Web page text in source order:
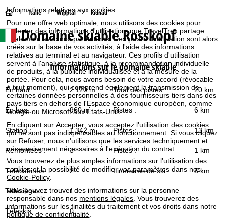
Informations relatives aux cookies
Pour une offre web optimale, nous utilisons des cookies pour
collecter des informations d'utilisation, que TravelTrex partage
également avec nos partenaires. Des profils d'utilisation sont alors
créés sur la base de vos activités, à l'aide des informations
relatives au terminal et au navigateur. Ces profils d'utilisation
servent à l'analyse statistique, à la recommandation individuelle
de produits, à la publicité individualisée et à la mesure de la
portée. Pour cela, nous avons besoin de votre accord (révocable
à tout moment), qui comprend également la transmission de
certaines données personnelles à des fournisseurs tiers dans des
pays tiers en dehors de l'Espace économique européen, comme
Google ou Microsoft aux États-Unis.
En cliquant surAccepter , vous acceptez l'utilisation des cookies
qui ne sont pas indispensables au fonctionnement. Si vous cliquez
sur Refuser , nous n'utilisons que les services techniquement et
nécessairement nécessaires à l'exécution du contrat.
Vous trouverez de plus amples informations sur l'utilisation des
cookies et la possibilité de modifier vos paramètres dans nos
Cookie-Policy
Vous pouvez trouver des informations sur la personne
responsable dans nos mentions légales . Vous trouverez des
informations sur les finalités du traitement et vos droits dans notre
politique de confidentialité
P
a
g
e
d
'
a
c
u
e
Italie Wipptal Ridnau
Domaine skiableRosskopf
Informations sur le domaine skiable
En haut : 2 120 m Total des pistes : 20 km
En bas : 960 m Pistes : 6 km
Station : 1 342 m Pistes : 13 km
Remontées : 3 Pistes : 1 km
Télécabines : 2 Itinéraires de ski : 5 km
Télésièges : 1
Téléskis : 0